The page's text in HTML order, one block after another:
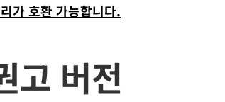
가 호환 가능합니다.
고 버전